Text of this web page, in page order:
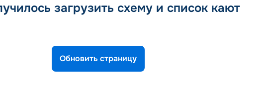
загрузить схему и список кают
Обновить страницу